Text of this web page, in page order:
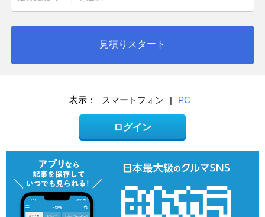
見積りスタート
表示： スマートフォン | PC
ログイン